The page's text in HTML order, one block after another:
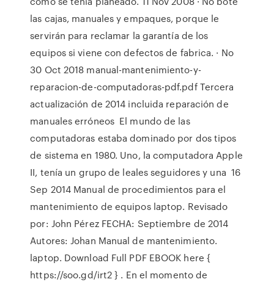
las cajas, manuales y empaques, porque le
servirán para reclamar la garantía de los
equipos si viene con defectos de fabrica. · No
30 Oct 2018 manual-mantenimiento-y-
reparacion-de-computadoras-pdf.pdf Tercera
actualización de 2014 incluida reparación de
manuales erróneos El mundo de las
computadoras estaba dominado por dos tipos
de sistema en 1980. Uno, la computadora Apple
II, tenía un grupo de leales seguidores y una 16
Sep 2014 Manual de procedimientos para el
mantenimiento de equipos laptop. Revisado
por: John Pérez FECHA: Septiembre de 2014
Autores: Johan Manual de mantenimiento.
laptop. Download Full PDF EBOOK here {
https://soo.gd/irt2 } . En el momento de